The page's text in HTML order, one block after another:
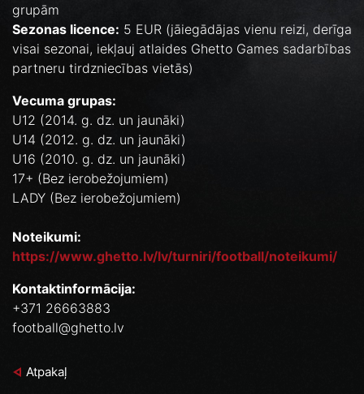
grupām
Sezonas licence: 5 EUR (jāiegādājas vienu reizi, derīga
visai sezonai, iekļauj atlaides Ghetto Games sadarbības
partneru tirdzniecības vietās)
Vecuma grupas:
U12 (2014. g. dz. un jaunāki)
U14 (2012. g. dz. un jaunāki)
U16 (2010. g. dz. un jaunāki)
17+ (Bez ierobežojumiem)
LADY (Bez ierobežojumiem)
Noteikumi:
https://www.ghetto.lv/lv/turniri/football/noteikumi/
Kontaktinformācija:
+371 26663883
football@ghetto.lv
Atpakaļ